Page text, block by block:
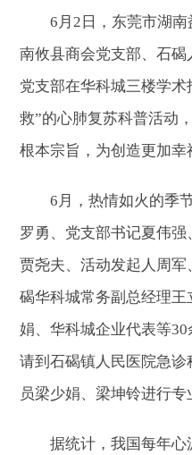
6月2日，东莞市湖
南攸县商会党支部、石
党支部在华科城三楼学
救”的心肺复苏科普活动
根本宗旨，为创造更加幸
6月，热情如火的季
罗勇、党支部书记夏伟
贾尧夫、活动发起人周
碣华科城常务副总经理
娟、华科城企业代表等
请到石碣镇人民医院急
员梁少娟、梁坤铃进行专
据统计，我国每年心